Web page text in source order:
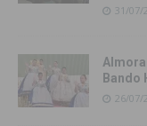
31/07/
Bando
26/07/